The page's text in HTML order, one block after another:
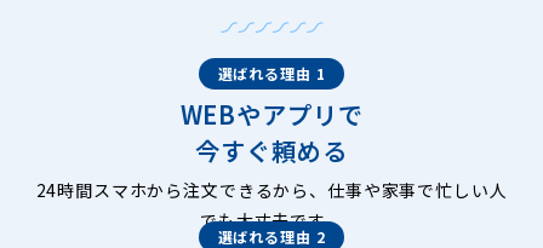
選ばれる理由 1
WEBやアプリで
今すぐ頼める
24時間スマホから注文できるから、仕事や家事で忙しい人
でも大丈夫です。
選ばれる理由 2